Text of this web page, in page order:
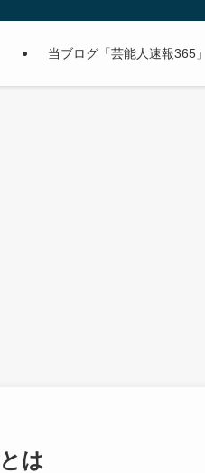
当ブログ「芸能人速報365
は